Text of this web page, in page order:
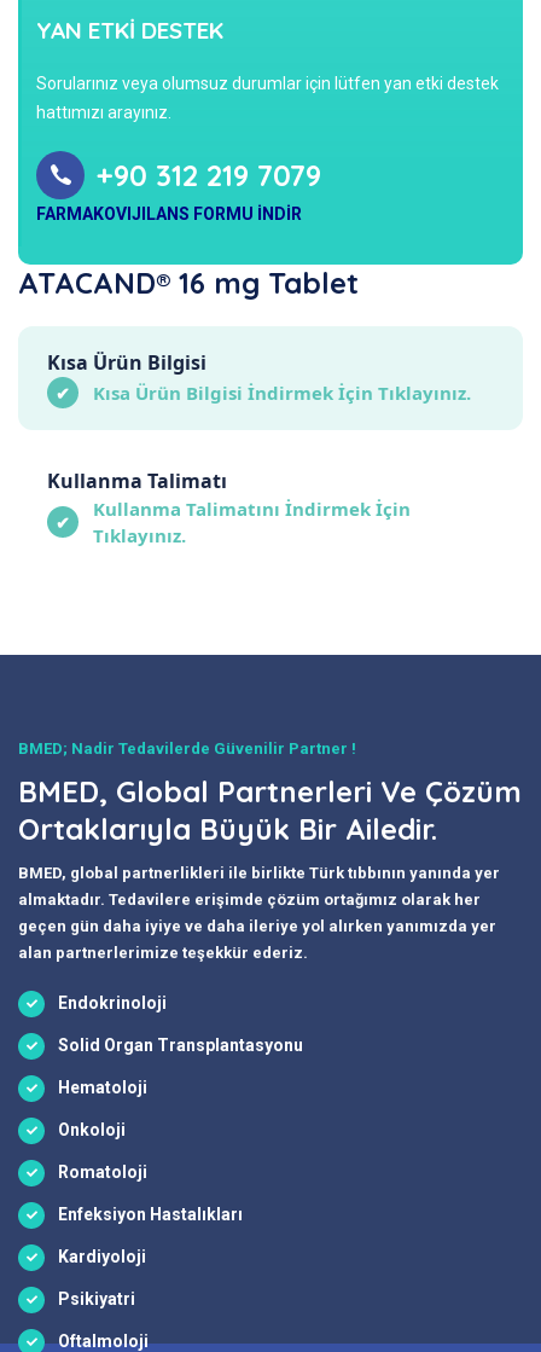
YAN ETKİ DESTEK
Sorularınız veya olumsuz durumlar için lütfen yan etki destek
hattımızı arayınız.
+90 312 219 7079
FARMAKOVIJILANS FORMU İNDİR
ATACAND® 16 mg Tablet
Kısa Ürün Bilgisi
✔ Kısa Ürün Bilgisi İndirmek İçin Tıklayınız.
Kullanma Talimatı
✔
Kullanma Talimatını İndirmek İçin
Tıklayınız.
BMED; Nadir Tedavilerde Güvenilir Partner !
BMED, Global Partnerleri Ve Çözüm
Ortaklarıyla Büyük Bir Ailedir.
BMED, global partnerlikleri ile birlikte Türk tıbbının yanında yer
almaktadır. Tedavilere erişimde çözüm ortağımız olarak her
geçen gün daha iyiye ve daha ileriye yol alırken yanımızda yer
alan partnerlerimize teşekkür ederiz.
Endokrinoloji
Solid Organ Transplantasyonu
Hematoloji
Onkoloji
Romatoloji
Enfeksiyon Hastalıkları
Kardiyoloji
Psikiyatri
Oftalmoloji